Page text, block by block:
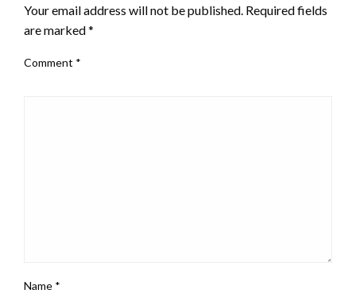
Your email address will not be published. Required fields
are marked*
Comment *
Name *